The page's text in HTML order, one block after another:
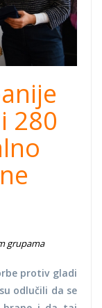
280
grupama
protiv gladi
odlučili da se